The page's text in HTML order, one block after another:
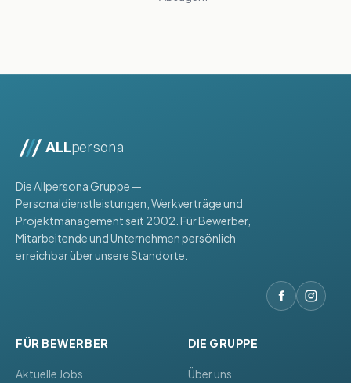
ALLpersona
Die Allpersona Gruppe —
Personaldienstleistungen, Werkverträge und
Projektmanagement seit 2002. Für Bewerber,
Mitarbeitende und Unternehmen persönlich
erreichbar über unsere Standorte.
FÜR BEWERBER
Aktuelle Jobs
DIE GRUPPE
Über uns